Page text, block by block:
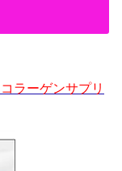
コラーゲンサプリ